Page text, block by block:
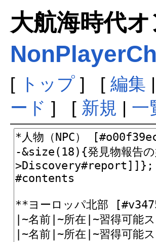
大航海時代
[ トップ] [ 編集 |
ード ] [ 新規 | 一